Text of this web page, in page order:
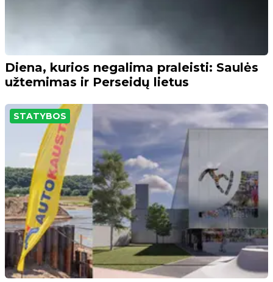
Diena, kurios negalima praleisti: Saulės
užtemimas ir Perseidų lietus
STATYBOS